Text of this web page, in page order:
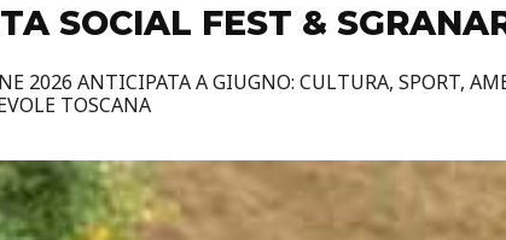
SOCIAL FEST &
2026 ANTICIPATA A GIUGNO: CULTURA, SPORT,
TOSCANA